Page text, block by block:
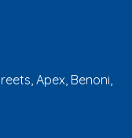
Apex, Benoni,